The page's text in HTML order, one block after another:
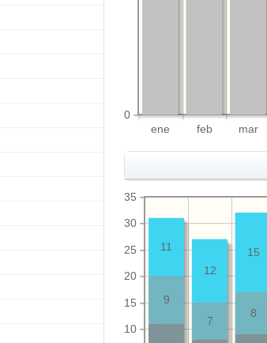
ene feb mar
0
10
15
20
25
30
35
8
7
9
15
12
11